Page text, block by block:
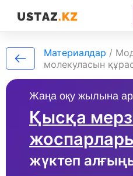
Жаңа оқу жылына
Қысқа
жүктеп
Материалдар /
молекуласын